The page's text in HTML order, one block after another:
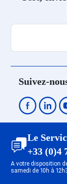
Suivez-
Le
+33 (0)4
A votre disposition
samedi de 10h à